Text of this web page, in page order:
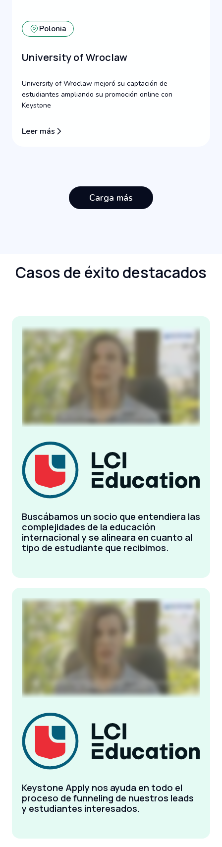
Polonia
University of Wroclaw
University of Wroclaw mejoró su captación de
estudiantes ampliando su promoción online con
Keystone
Leer más
Carga más
Casos de éxito destacados
Buscábamos un socio que entendiera las
complejidades de la educación
internacional y se alineara en cuanto al
tipo de estudiante que recibimos.
Keystone Apply nos ayuda en todo el
proceso de funneling de nuestros leads
y estudiantes interesados.